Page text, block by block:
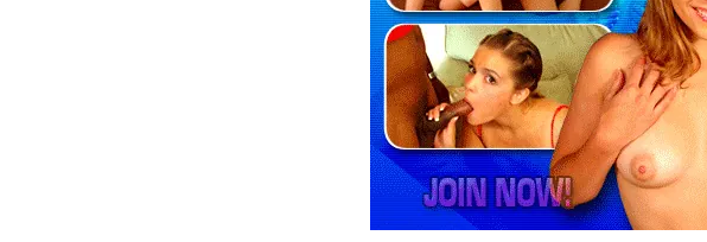
permite una penetración máxima de pollas negras. Sus gritos se hacen cada vez
con cada centímetro que consigue pulverizar su coño. Lexxxi sale de este baño con
llena y la cara llena de salsa negra.